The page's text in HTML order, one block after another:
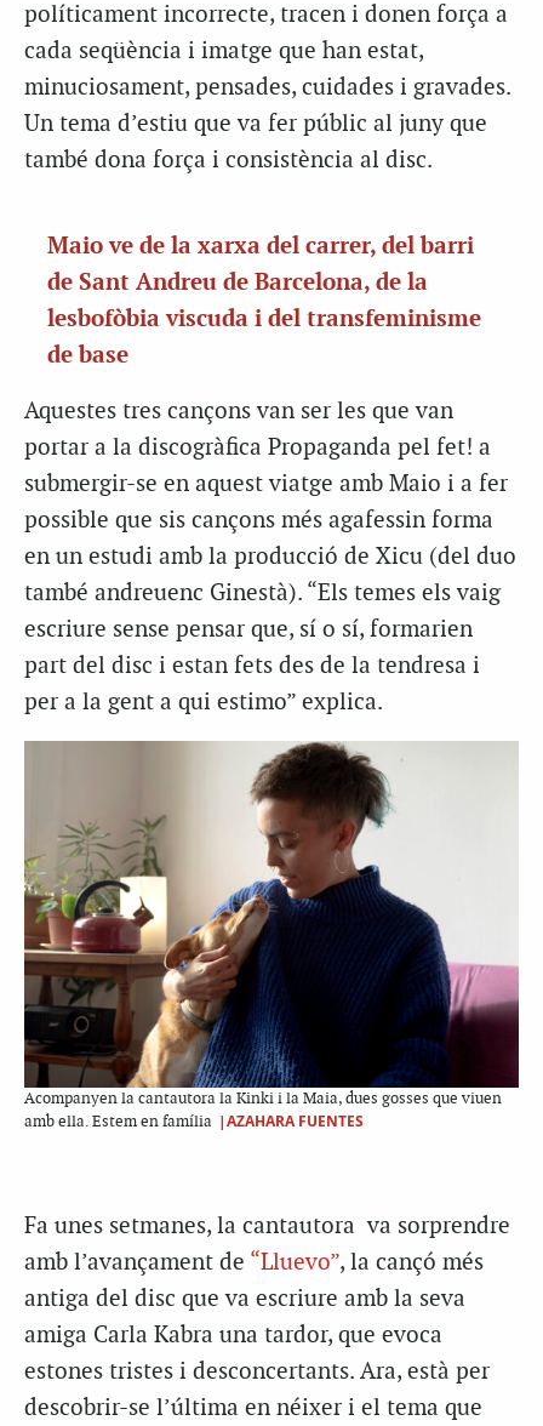
políticament incorrecte, tracen i donen força a
cada seqüència i imatge que han estat,
minuciosament, pensades, cuidades i gravades.
Un tema d’estiu que va fer públic al juny que
també dona força i consistència al disc.
Maio ve de la xarxa del carrer, del barri
de Sant Andreu de Barcelona, de la
lesbofòbia viscuda i del transfeminisme
de base
Aquestes tres cançons van ser les que van
portar a la discogràfica Propaganda pel fet! a
submergir-se en aquest viatge amb Maio i a fer
possible que sis cançons més agafessin forma
en un estudi amb la producció de Xicu (del duo
també andreuenc Ginestà). “Els temes els vaig
escriure sense pensar que, sí o sí, formarien
part del disc i estan fets des de la tendresa i
per a la gent a qui estimo” explica.
Acompanyen la cantautora la Kinki i la Maia, dues gosses que viuen
amb ella. Estem en família |AZAHARA FUENTES
Fa unes setmanes, la cantautora va sorprendre
amb l’avançament de “Lluevo”, la cançó més
antiga del disc que va escriure amb la seva
amiga Carla Kabra una tardor, que evoca
estones tristes i desconcertants. Ara, està per
descobrir-se l’última en néixer i el tema que